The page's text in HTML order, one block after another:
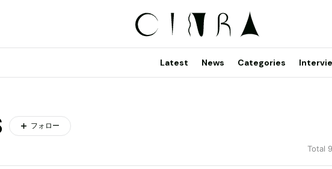
Latest News Categories
フォロー
Total